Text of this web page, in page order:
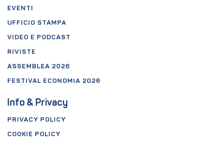
EVENTI
UFFICIO STAMPA
VIDEO E PODCAST
RIVISTE
ASSEMBLEA 2026
FESTIVAL ECONOMIA 2026
Info & Privacy
PRIVACY POLICY
COOKIE POLICY